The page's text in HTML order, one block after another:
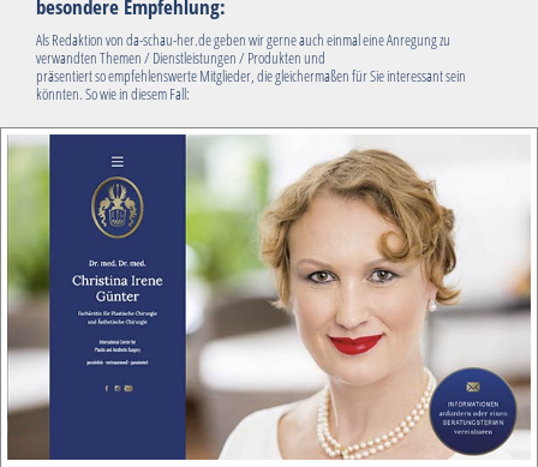
besondere Empfehlung:
Als Redaktion von da-schau-her.de geben wir gerne auch einmal eine Anregung zu
verwandten Themen / Dienstleistungen / Produkten und
präsentiert so empfehlenswerte Mitglieder, die gleichermaßen für Sie interessant sein
könnten. So wie in diesem Fall: